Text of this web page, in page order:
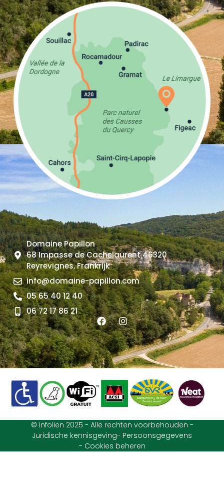
Domaine Papillon
68 Impasse de Cachelaurent 46320
Reyrevignes, Frankrijk
info@domaine-papillon.com
05 65 40 12 40
06 72 17 86 21
© Infolien 2025 - Alle rechten voorbehouden -
Juridische kennisgeving- Persoonsgegevens
- Cookies beheren